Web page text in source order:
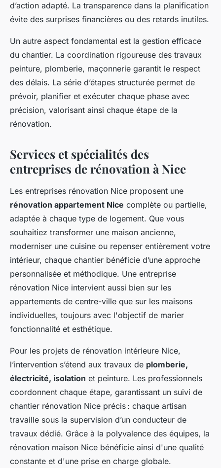
d’action adapté. La transparence dans la planification
évite des surprises financières ou des retards inutiles.
Un autre aspect fondamental est la gestion efficace
du chantier. La coordination rigoureuse des travaux
peinture, plomberie, maçonnerie garantit le respect
des délais. La série d’étapes structurée permet de
prévoir, planifier et exécuter chaque phase avec
précision, valorisant ainsi chaque étape de la
rénovation.
Services et spécialités des
entreprises de rénovation à Nice
Les entreprises rénovation Nice proposent une
rénovation appartement Nice complète ou partielle,
adaptée à chaque type de logement. Que vous
souhaitiez transformer une maison ancienne,
moderniser une cuisine ou repenser entièrement votre
intérieur, chaque chantier bénéficie d’une approche
personnalisée et méthodique. Une entreprise
rénovation Nice intervient aussi bien sur les
appartements de centre-ville que sur les maisons
individuelles, toujours avec l'objectif de marier
fonctionnalité et esthétique.
Pour les projets de rénovation intérieure Nice,
l’intervention s’étend aux travaux de plomberie,
électricité, isolation et peinture. Les professionnels
coordonnent chaque étape, garantissant un suivi de
chantier rénovation Nice précis : chaque artisan
travaille sous la supervision d’un conducteur de
travaux dédié. Grâce à la polyvalence des équipes, la
rénovation maison Nice bénéficie ainsi d'une qualité
constante et d'une prise en charge globale.